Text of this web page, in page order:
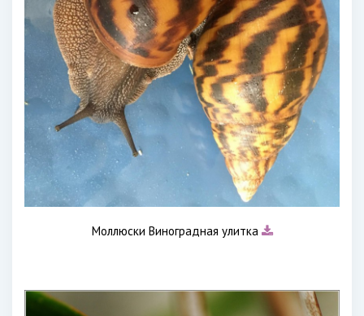
Моллюски Виноградная улитка